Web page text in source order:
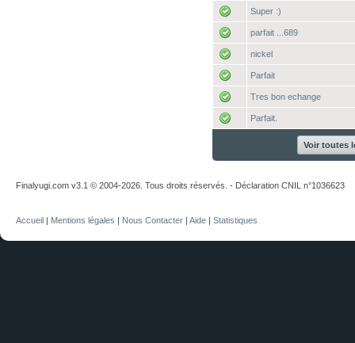
Super :)
parfait ...689
nickel
Parfait
Tres bon echange
Parfait.
Voir toutes
Finalyugi.com v3.1 © 2004-2026. Tous droits réservés. - Déclaration CNIL n°1036623
Accueil | Mentions légales | Nous Contacter | Aide | Statistiques